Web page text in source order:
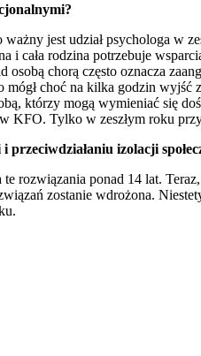
jest udział psychologa w
cała rodzina potrzebuje
chorą często oznacza
choć na kilka godzin wyjść
którzy mogą wymieniać się
Tylko w zeszłym roku
izolacji
rozwiązania ponad 14 lat.
zostanie wdrożona.